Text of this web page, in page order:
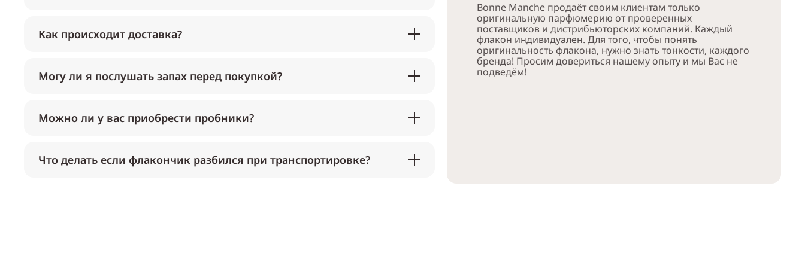
Как происходит доставка?
Могу ли я послушать запах перед покупкой?
Можно ли у вас приобрести пробники?
Что делать если флакончик разбился при транспортировке?
Bonne Manche продаёт своим клиентам только
оригинальную парфюмерию от проверенных
поставщиков и дистрибьюторских компаний. Каждый
флакон индивидуален. Для того, чтобы понять
оригинальность флакона, нужно знать тонкости, каждого
бренда! Просим довериться нашему опыту и мы Вас не
подведём!